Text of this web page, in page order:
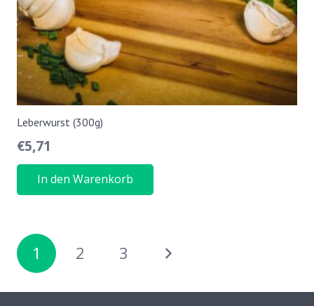
Leberwurst (300g)
€5,71
In den Warenkorb
Seitennummerierung
der
Beiträge
1 2 3